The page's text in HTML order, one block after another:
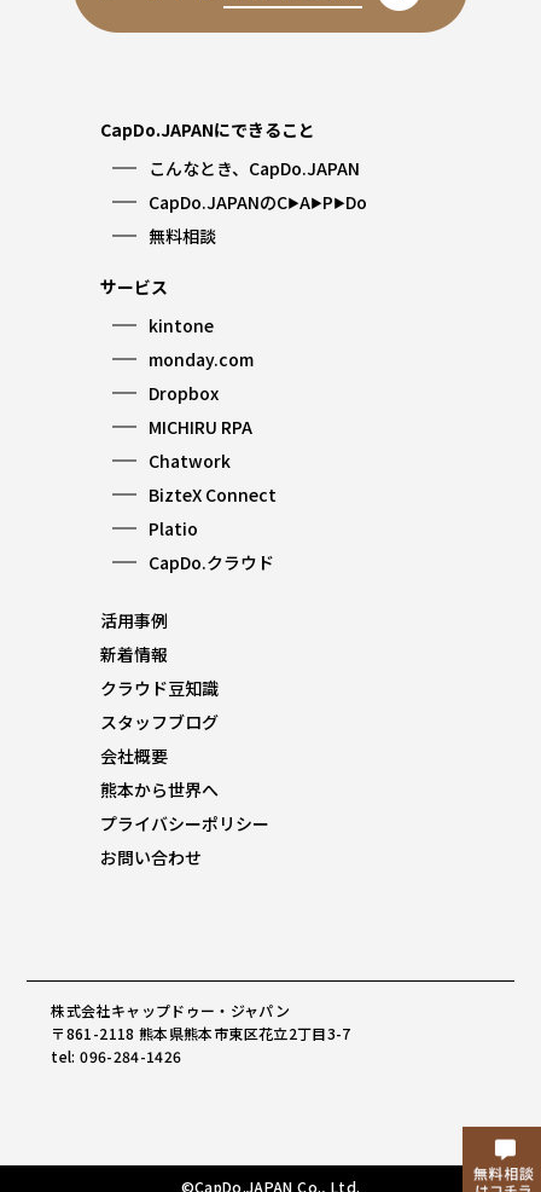
CapDo.JAPANにできること
こんなとき、CapDo.JAPAN
CapDo.JAPANのC▶︎A▶︎P▶︎Do
無料相談
サービス
kintone
monday.com
Dropbox
MICHIRU RPA
Chatwork
BizteX Connect
Platio
CapDo.クラウド
活用事例
新着情報
クラウド豆知識
スタッフブログ
会社概要
熊本から世界へ
プライバシーポリシー
お問い合わせ
株式会社キャップドゥー・ジャパン
〒861-2118 熊本県熊本市東区花立2丁目3-7
tel: 096-284-1426
©CapDo.JAPAN Co., Ltd.